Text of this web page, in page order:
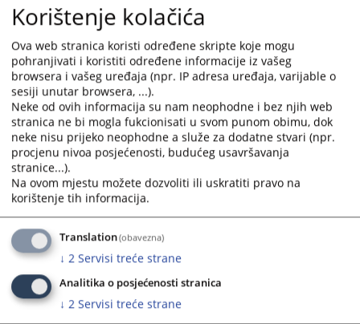
Korištenje kolačića
Ova web stranica koristi određene skripte koje mogu
pohranjivati i koristiti određene informacije iz vašeg
browsera i vašeg uređaja (npr. IP adresa uređaja, varijable o
sesiji unutar browsera, ...).
Neke od ovih informacija su nam neophodne i bez njih web
stranica ne bi mogla fukcionisati u svom punom obimu, dok
neke nisu prijeko neophodne a služe za dodatne stvari (npr.
procjenu nivoa posjećenosti, budućeg usavršavanja
stranice...).
Na ovom mjestu možete dozvoliti ili uskratiti pravo na
korištenje tih informacija.
Translation(obavezna)
↓ 2 Servisi treće strane
Analitika o posjećenosti stranica
↓ 2 Servisi treće strane